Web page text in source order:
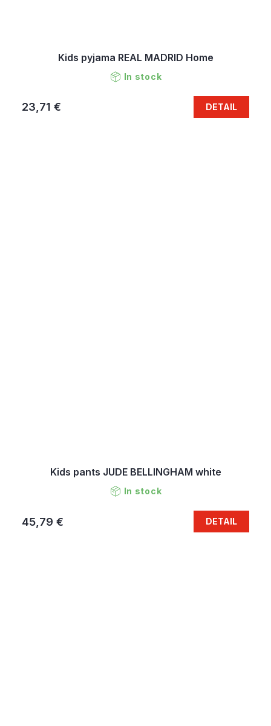
Kids pyjama REAL MADRID Home
In stock
23,71 € DETAIL
Kids pants JUDE BELLINGHAM white
In stock
45,79 € DETAIL